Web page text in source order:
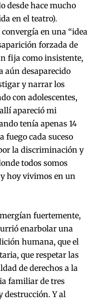
desde hace mucho
en el teatro).
en una “idea
forzada de
fija como insistente,
aún desaparecido
y narrar los
con adolescentes,
apareció mi
tenía apenas 14
fuego cada suceso
la discriminación y
todos somos
hoy vivimos en un
fuertemente,
enarbolar una
humana, que el
que respetar las
de derechos a la
familiar de tres
destrucción. Y al